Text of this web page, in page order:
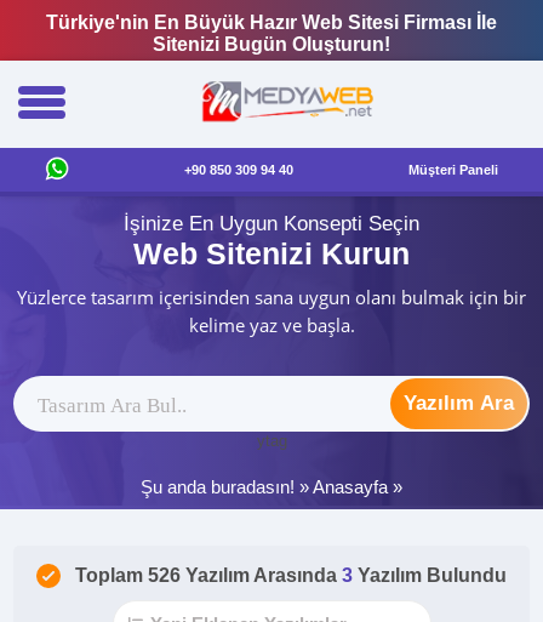
Türkiye'nin En Büyük Hazır Web Sitesi Firması İle
Sitenizi Bugün Oluşturun!
+90 850 309 94 40 Müşteri Paneli
İşinize En Uygun Konsepti Seçin
Web Sitenizi Kurun
Yüzlerce tasarım içerisinden sana uygun olanı bulmak için bir
kelime yaz ve başla.
Yazılım Ara
ytag
Şu anda buradasın! »Anasayfa »
Toplam 526 Yazılım Arasında 3 Yazılım Bulundu